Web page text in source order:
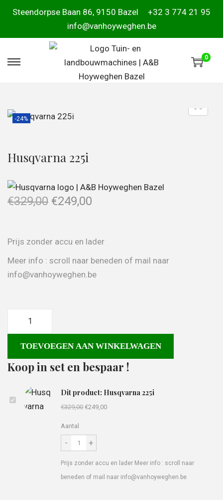
Steendorpse Baan 86, 9150 Bazel
+32 3 774 21 95
info@vanhoyweghen.be
0
-24%
Husqvarna 225i
€329,00 €249,00
Prijs zonder accu en lader
Meer info : scroll naar beneden of mail naar
info@vanhoyweghen.be
TOEVOEGEN AAN WINKELWAGEN
Koop in set en bespaar !
Dit product: Husqvarna 225i
€329,00 €249,00
Aantal
- +
Prijs zonder accu en lader Meer info : scroll naar
beneden of mail naar info@vanhoyweghen.be